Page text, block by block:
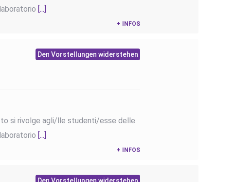
[...]
+ INFOS
Den Vorstellungen widerstehen
si rivolge agli/lle studenti/esse delle
[...]
+ INFOS